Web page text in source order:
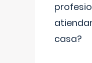
casa?